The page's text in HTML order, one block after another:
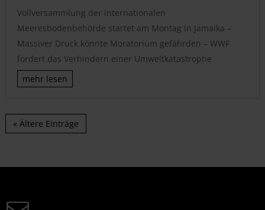
Vollversammlung der internationalen
Meeresbodenbehörde startet am Montag in Jamaika –
Massiver Druck könnte Moratorium gefährden – WWF
fordert das Verhindern einer Umweltkatastrophe
mehr lesen
« Ältere Einträge